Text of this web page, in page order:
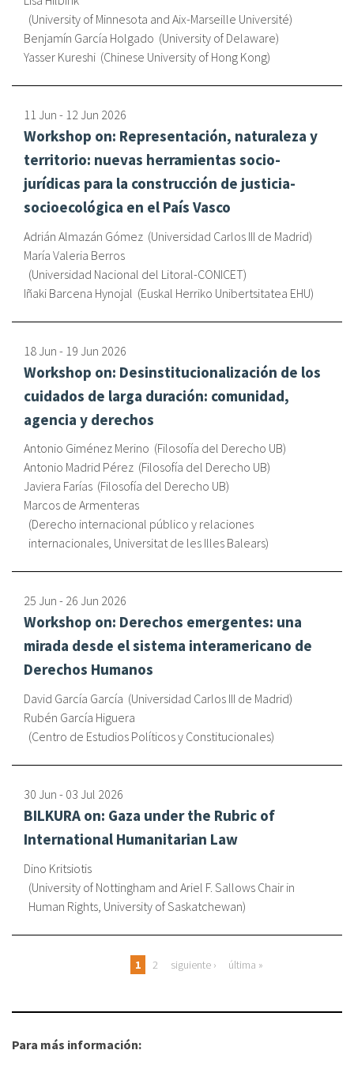
University of Minnesota and Aix-Marseille Université
Benjamín García Holgado University of Delaware
Yasser Kureshi Chinese University of Hong Kong
11 Jun - 12 Jun 2026
Workshop on: Representación, naturaleza y
territorio: nuevas herramientas socio-
jurídicas para la construcción de justicia-
socioecológica en el País Vasco
Adrián Almazán Gómez Universidad Carlos III de Madrid
María Valeria Berros
Universidad Nacional del Litoral-CONICET
Iñaki Barcena Hynojal Euskal Herriko Unibertsitatea EHU
18 Jun - 19 Jun 2026
Workshop on: Desinstitucionalización de los
cuidados de larga duración: comunidad,
agencia y derechos
Antonio Giménez Merino Filosofía del Derecho UB
Antonio Madrid Pérez Filosofía del Derecho UB
Javiera Farías Filosofía del Derecho UB
Marcos de Armenteras
Derecho internacional público y relaciones
internacionales, Universitat de les Illes Balears
25 Jun - 26 Jun 2026
Workshop on: Derechos emergentes: una
mirada desde el sistema interamericano de
Derechos Humanos
David García García Universidad Carlos III de Madrid
Rubén García Higuera
Centro de Estudios Políticos y Constitucionales
30 Jun - 03 Jul 2026
BILKURA on: Gaza under the Rubric of
International Humanitarian Law
Dino Kritsiotis
University of Nottingham and Ariel F. Sallows Chair in
Human Rights, University of Saskatchewan
1 2 siguiente › última »
Para más información: